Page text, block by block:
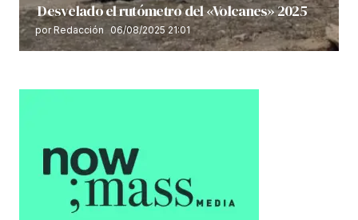
Desvelado el rutómetro del «Volcanes» 2025
por Redacción 06/08/2025 21:01